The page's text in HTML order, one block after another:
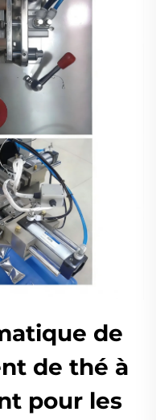
de
de thé à
pour les